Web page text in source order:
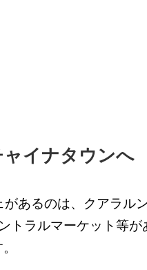
ャイナタウンへ
あるのは、クアラル
トラルマーケット等